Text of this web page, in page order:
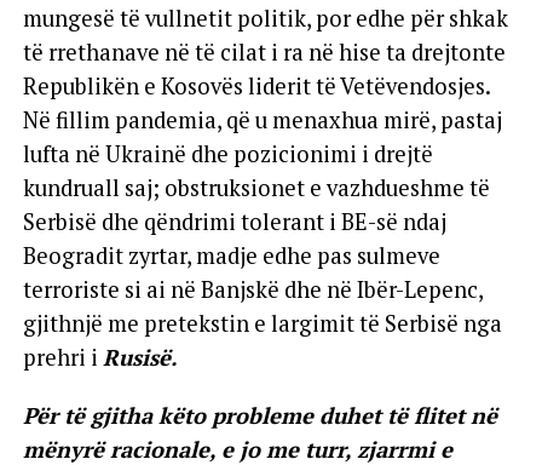
mungesë të vullnetit politik, por edhe për shkak
të rrethanave në të cilat i ra në hise ta drejtonte
Republikën e Kosovës liderit të Vetëvendosjes.
Në fillim pandemia, që u menaxhua mirë, pastaj
lufta në Ukrainë dhe pozicionimi i drejtë
kundruall saj; obstruksionet e vazhdueshme të
Serbisë dhe qëndrimi tolerant i BE-së ndaj
Beogradit zyrtar, madje edhe pas sulmeve
terroriste si ai në Banjskë dhe në Ibër-Lepenc,
gjithnjë me pretekstin e largimit të Serbisë nga
prehri i Rusisë.
Për të gjitha këto probleme duhet të flitet në
mënyrë racionale, e jo me turr, zjarrmi e